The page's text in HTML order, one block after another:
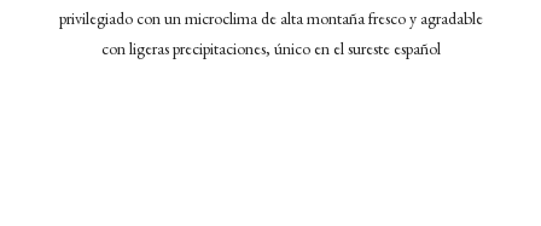
privilegiado con un microclima de alta montaña fresco y agradable
con ligeras precipitaciones, único en el sureste español